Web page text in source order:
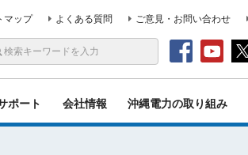
マップ よくある質問 ご意見・お問い合わせ
ポート 会社情報 沖縄電力の取り組み